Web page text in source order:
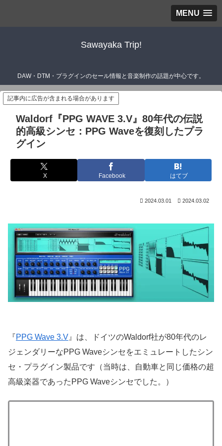
MENU
Sawayaka Trip!
DAW・DTM・プラグインのセール情報と音楽制作の話題が中心です。
記事内に広告が含まれる場合があります
Waldorf『PPG WAVE 3.V』80年代の伝説
的高級シンセ：PPG Waveを復刻したプラ
グイン
X Facebook はてブ
2024.03.01 2024.03.02
『PPG Wave 3.V 』は、ドイツのWaldorf社が80年代のレ
ジェンダリーなPPG Waveシンセをエミュレートしたシン
セ・プラグイン製品です（当時は、自動車と同じ価格の超
高級楽器であったPPG Waveシンセでした。）